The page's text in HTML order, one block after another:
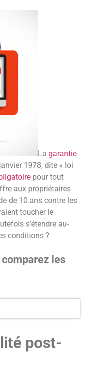
La garantie
1978, dite « loi
pour tout
aux propriétaires
de 10 ans contre les
toucher le
s’étendre au-
conditions ?
les
post-